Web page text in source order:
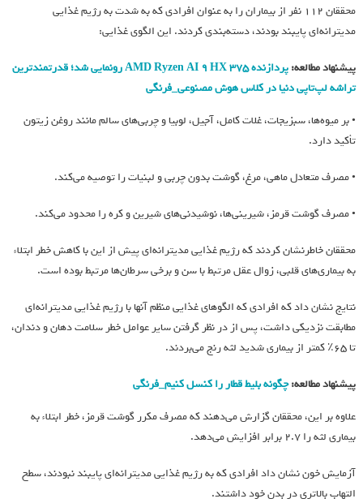
محققان 112 نفر از بیماران را به عنوان افرادی که به شدت به رژیم غذایی
مدیترانه‌ای پایبند بودند، دسته‌بندی کردند. این الگوی غذایی:
پیشنهاد مطالعه:
پردازنده AMD Ryzen AI 9 HX 375 رونمایی شد؛ قدرتمندترین
تراشه لپ‌تاپی دنیا در کلاس هوش مصنوعی_فرنگی
• بر میوه‌ها، سبزیجات، غلات کامل، آجیل، لوبیا و چربی‌های سالم مانند روغن زیتون
تأکید دارد.
• مصرف متعادل ماهی، مرغ، گوشت بدون چربی و لبنیات را توصیه می‌کند.
• مصرف گوشت قرمز، شیرینی‌ها، نوشیدنی‌های شیرین و کره را محدود می‌کند.
محققان خاطرنشان کردند که رژیم غذایی مدیترانه‌ای پیش از این با کاهش خطر ابتلاء
به بیماری‌های قلبی، زوال عقل مرتبط با سن و برخی سرطان‌ها مرتبط بوده است.
نتایج نشان داد که افرادی که الگوهای غذایی منظم آنها با رژیم غذایی مدیترانه‌ای
مطابقت نزدیکی داشت، پس از در نظر گرفتن سایر عوامل خطر سلامت دهان و دندان،
تا 65٪ کمتر از بیماری شدید لثه رنج می‌بردند.
پیشنهاد مطالعه:چگونه بلیط قطار را کنسل کنیم_فرنگی
علاوه بر این، محققان گزارش می‌دهند که مصرف مکرر گوشت قرمز، خطر ابتلاء به
بیماری لثه را 2.7 برابر افزایش می‌دهد.
آزمایش خون نشان داد افرادی که به رژیم غذایی مدیترانه‌ای پایبند نبودند، سطح
التهاب بالاتری در بدن خود داشتند.